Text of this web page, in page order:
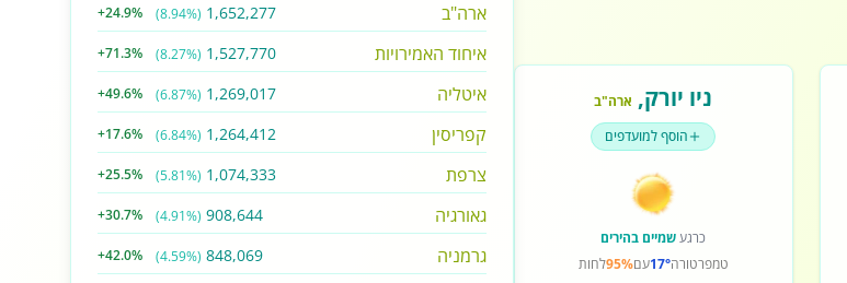
ניו יורק, ארה"ב
הוסף למועדפים
כרגעשמיים בהירים
טמפרטורה17°עם95%לחות
ארה"ב 1,652,277
(8.94%)
+24.9%
איחוד האמירויות 1,527,770
(8.27%)
+71.3%
איטליה 1,269,017
(6.87%)
+49.6%
קפריסין 1,264,412
(6.84%)
+17.6%
צרפת 1,074,333
(5.81%)
+25.5%
גאורגיה 908,644
(4.91%)
+30.7%
גרמניה 848,069
(4.59%)
+42.0%